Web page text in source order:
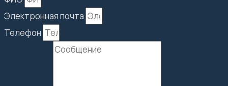
Электронная почта
Телефон